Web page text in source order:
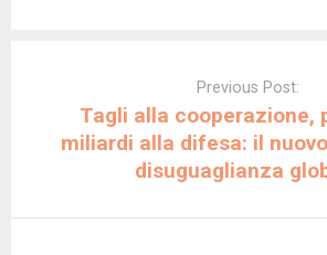
Previous Post:
Tagli alla cooperazione,
miliardi alla difesa: il
disuguaglianza